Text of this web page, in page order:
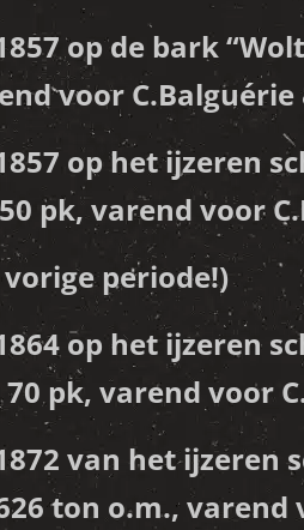
op de bark “
voor C.Balguérie
op het ijzeren
pk, varend voor
periode!)
op het ijzeren
pk, varend voor
van het ijzeren
ton o.m., varend